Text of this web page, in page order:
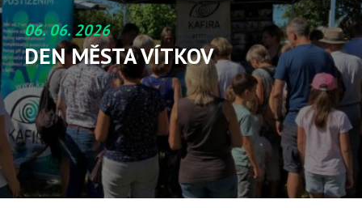
06. 06. 2026
DEN MĚSTA VÍTKOV